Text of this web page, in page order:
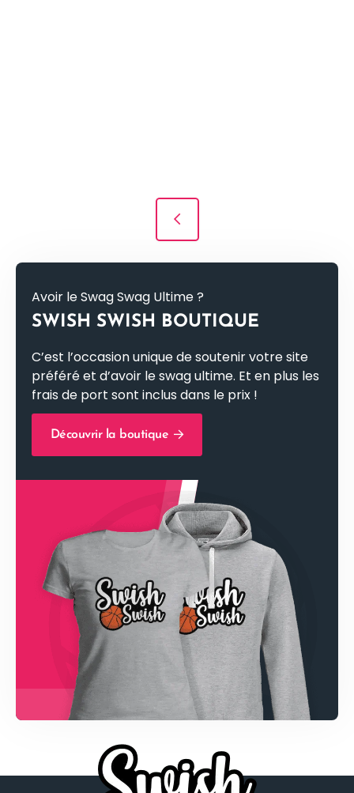
Navigation des articles
Avoir le Swag Swag Ultime ?
SWISH SWISH BOUTIQUE
C’est l’occasion unique de soutenir votre site
préféré et d’avoir le swag ultime. Et en plus les
frais de port sont inclus dans le prix !
Découvrir la boutique